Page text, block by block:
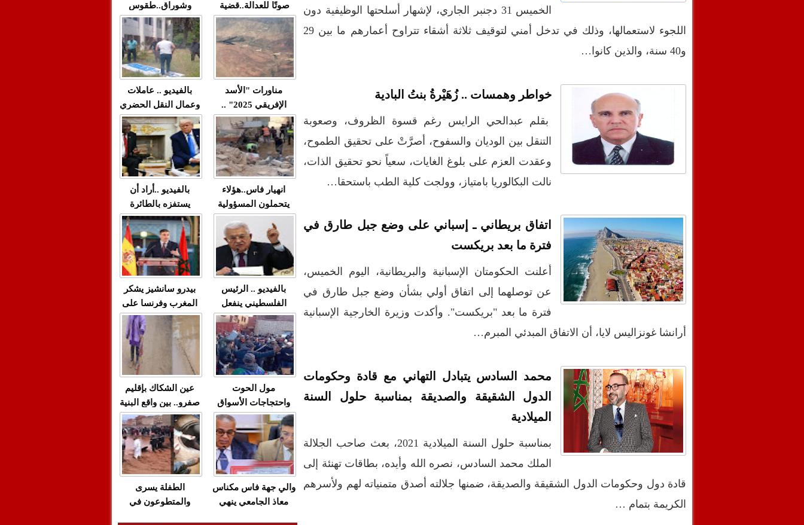
الخميس 31 دجنبر الجاري، لإشهار أسلحتها الوظيفية دون
اللجوء لاستعمالها، وذلك في تدخل أمني لتوقيف ثلاثة أشقاء تتراوح أعمارهم ما بين 29
و40 سنة، والذين كانوا…
خواطر وهمسات .. زُهَيْرةُ بنتُ البادية
بقلم عبدالحي الرايس رغم قسوة الظروف، وصعوبة
التنقل بين الوديان والسفوح، أصرَّتْ على تحقيق الطموح،
وعقدت العزم على بلوغ الغايات، سعياً نحو تحقيق الذات،
نالت البكالوريا بامتياز، وولجت كلية الطب باستحقا…
اتفاق بريطاني ـ إسباني على وضع جبل طارق في
فترة ما بعد بريكست
أعلنت الحكومتان الإسبانية والبريطانية، اليوم الخميس،
عن توصلهما إلى اتفاق أولي بشأن وضع جبل طارق في
فترة ما بعد "بريكست". وأكدت وزيرة الخارجية الإسبانية
أرانشا غونزاليس لايا، أن الاتفاق المبدئي المبرم…
محمد السادس يتبادل التهاني مع قادة وحكومات
الدول الشقيقة والصديقة بمناسبة حلول السنة
الميلادية
بمناسبة حلول السنة الميلادية 2021، بعث صاحب الجلالة
الملك محمد السادس، نصره الله وأيده، بطاقات تهنئة إلى
قادة دول وحكومات الدول الشقيقة والصديقة، ضمنها جلالته أصدق متمنياته لهم ولأسرهم
الكريمة بتمام …
صوتًا للعدالة..قضية
"مولات 88 غرزة"
مثالا(فيديو)
متابعة حميد طولست
في زمن تزداد فيه
حالات العنف ضد
النساء ويغيب فيه أحيانًا
صدى العدالة في
ردهات الم...
وشوراق..طقوس
صادمة وملتمس
"الوجهاء"؟/ صمت
وزارة الداخلية؟/أين
الوزير التوفيق؟(فيديو)
بالفيديو .. عاملات
وعمال النقل الحضري
بفاس يعبرون عن
ارتياحهم بعد إنهاء عقد
شركة "سيتي باص"
مناورات "الأسد
الإفريقي 2025" ..
شاهد القاذفة النووية
في تدريب مع ثماني
مقاتلات من نوع F-16
تابعة للقوات الجوية
الملكية المغربية
بالفيديو ..أراد أن
يستفزه بالطائرة
القطرية لكن ترامب
فضحه أمام العالم
بالحجة والدليل
انهيار فاس..هؤلاء
يتحملون المسؤولية
ومآسي العمارات
العشوائية مفتوحة
بيدرو سانشيز يشكر
المغرب وفرنسا على
استعادة الكهرباء عقب
انقطاعه في شبه
الجزيرة الإيبيرية
بالفيديو .. الرئيس
الفلسطيني ينفعل
ويهاجم حماس بألفاظ
قاسية على الهواء
عين الشكاك بإقليم
صفرو.. بين واقع البنية
التحتية المهترئة
والحملات الانتخابية
المبكرة(فيديو)
مول الحوت
واحتجاجات الأسواق
الأسبوعية/الاحتقان
الصامت والتراشق
بـ"الصناديق"/أخنوش
يرد بالصمت المريب
الطفلة يسرى
والمتطوعون في
والي جهة فاس مكناس
معاذ الجامعي ينهي